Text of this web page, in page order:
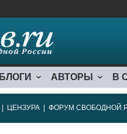
БЛОГИ АВТОРЫ В
ЦЕНЗУРА ФОРУМ СВОБОДНОЙ